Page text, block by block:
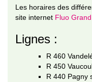
Les horaires des
site internet Fluo
Lignes :
R 460
R 450
R 440 Pagny